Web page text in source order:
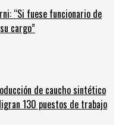
“Si fuese funcionario de
cargo”
de caucho sintético
130 puestos de trabajo